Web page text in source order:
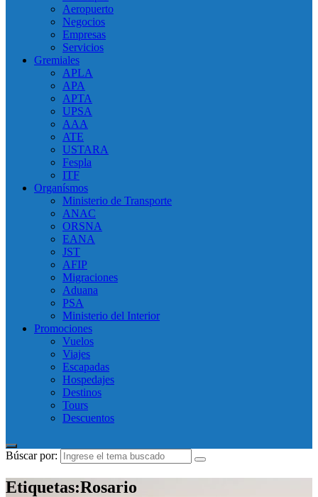
Aeropuerto
Negocios
Empresas
Servicios
Gremiales
APLA
APA
APTA
UPSA
AAA
ATE
USTARA
Fespla
ITF
Organísmos
Ministerio de Transporte
ANAC
ORSNA
EANA
JST
AFIP
Migraciones
Aduana
PSA
Ministerio del Interior
Promociones
Vuelos
Viajes
Escapadas
Hospedajes
Destinos
Tours
Descuentos
Búscar por:
Etiquetas:Rosario